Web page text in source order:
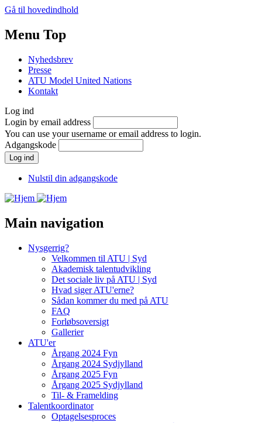
Gå til hovedindhold
Menu Top
Nyhedsbrev
Presse
ATU Model United Nations
Kontakt
Log ind
Login by email address
You can use your username or email address to login.
Adgangskode
Nulstil din adgangskode
Main navigation
Nysgerrig?
Velkommen til ATU | Syd
Akademisk talentudvikling
Det sociale liv på ATU | Syd
Hvad siger ATU'erne?
Sådan kommer du med på ATU
FAQ
Forløbsoversigt
Gallerier
ATU'er
Årgang 2024 Fyn
Årgang 2024 Sydjylland
Årgang 2025 Fyn
Årgang 2025 Sydjylland
Til- & Framelding
Talentkoordinator
Optagelsesproces